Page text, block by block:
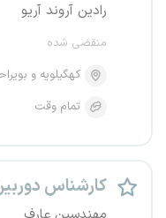
رادین آروند آریو
منقضی شده
کهگیلویه و
تمام وقت
کارشناس